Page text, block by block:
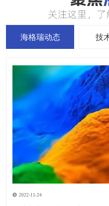
海格瑞动态 技
2022-11-24